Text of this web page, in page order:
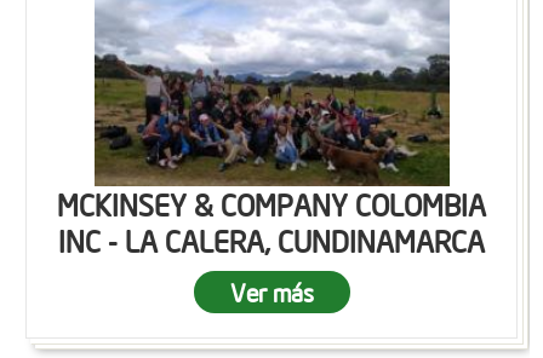
MCKINSEY & COMPANY COLOMBIA
INC - LA CALERA, CUNDINAMARCA
Ver más